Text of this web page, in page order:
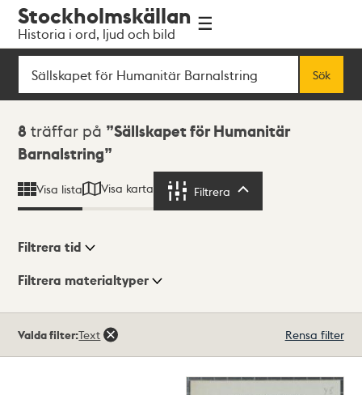
navigationen
huvudinnehållet
Stockholmskällan
Historia i ord, ljud och bild
Sök
Sök
Sökresultat
8 träffar på
Sällskapet för Humanitär
Barnalstring
Visa lista Visa karta Filtrera
Visningsläge
Filtrera tid
Filtrera materialtyper
träffar
Valda filter:Text Rensa filter